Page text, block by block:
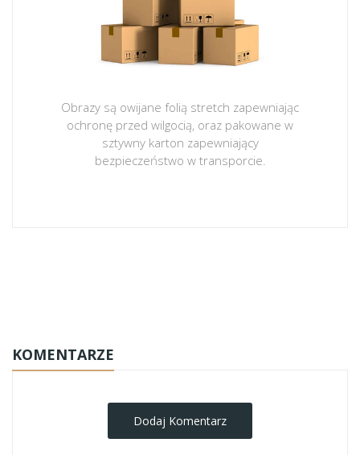
Obrazy są owijane folią stretch zapewniając
ochronę przed wilgocią, oraz pakowane w
sztywny karton zapewniający
bezpieczeństwo w transporcie.
KOMENTARZE
Dodaj Komentarz